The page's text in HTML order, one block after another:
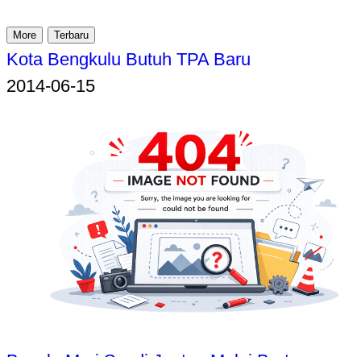
More Terbaru
Kota Bengkulu Butuh TPA Baru
2014-06-15